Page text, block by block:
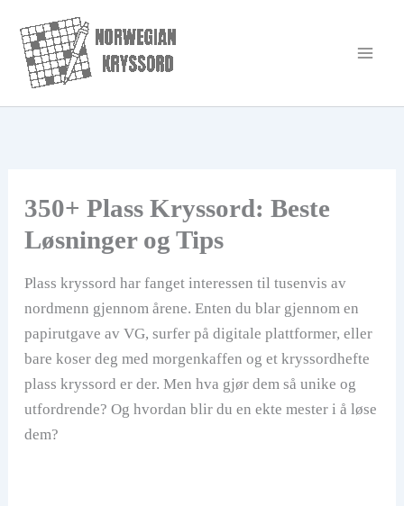
rett
innholdet
350+ Plass Kryssord: Beste
Løsninger og Tips
Plass kryssord har fanget interessen til tusenvis av
nordmenn gjennom årene. Enten du blar gjennom en
papirutgave av VG, surfer på digitale plattformer, eller
bare koser deg med morgenkaffen og et kryssordhefte
plass kryssord er der. Men hva gjør dem så unike og
utfordrende? Og hvordan blir du en ekte mester i å løse
dem?